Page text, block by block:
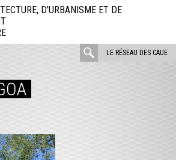
D'URBANISME ET DE
LE RÉSEAU DES CAUE
rechercher